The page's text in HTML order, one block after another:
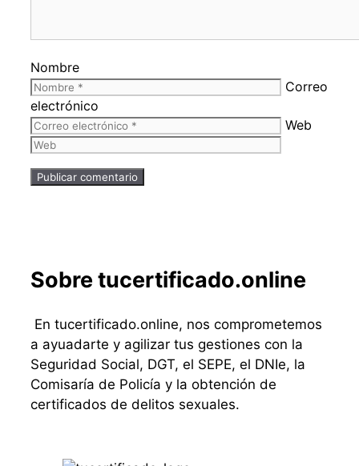
Nombre
Correo
electrónico
Web
Sobre tucertificado.online
En tucertificado.online, nos comprometemos
a ayuadarte y agilizar tus gestiones con la
Seguridad Social, DGT, el SEPE, el DNIe, la
Comisaría de Policía y la obtención de
certificados de delitos sexuales.